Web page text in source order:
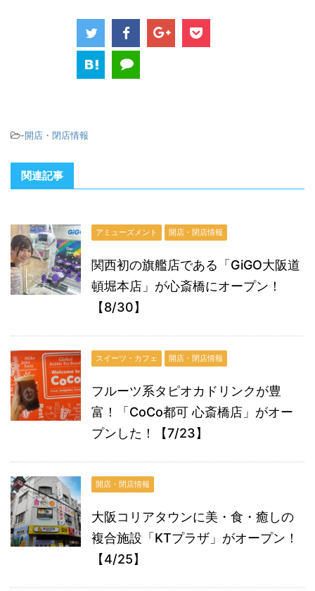
-開店・閉店情報
関連記事
アミューズメント 開店・閉店情報
関西初の旗艦店である「GiGO大阪道
頓堀本店」が心斎橋にオープン！
【8/30】
スイーツ・カフェ 開店・閉店情報
フルーツ系タピオカドリンクが豊
富！「CoCo都可 心斎橋店」がオー
プンした！【7/23】
開店・閉店情報
大阪コリアタウンに美・食・癒しの
複合施設「KTプラザ」がオープン！
【4/25】